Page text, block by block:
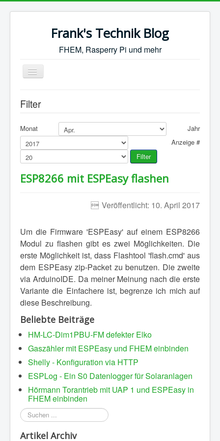
Frank's Technik Blog
FHEM, Rasperry Pi und mehr
Toggle
Navigation
FHEM
Synology
Motorrad
Sonstiges
Filter
Monat
Jahr
Anzeige #
Filter
ESP8266 mit ESPEasy flashen
Veröffentlicht: 10. April 2017
Um die Firmware 'ESPEasy' auf einem ESP8266
Modul zu flashen gibt es zwei Möglichkeiten. Die
erste Möglichkeit ist, dass Flashtool 'flash.cmd' aus
dem ESPEasy zip-Packet zu benutzen. Die zweite
via ArduinoIDE. Da meiner Meinung nach die erste
Variante die Einfachere ist, begrenze ich mich auf
diese Beschreibung.
Beliebte Beiträge
HM-LC-Dim1PBU-FM defekter Elko
Gaszähler mit ESPEasy und FHEM einbinden
Shelly - Konfiguration via HTTP
ESPLog - Ein S0 Datenlogger für Solaranlagen
Hörmann Torantrieb mit UAP 1 und ESPEasy in
FHEM einbinden
Suchen
...
Artikel Archiv